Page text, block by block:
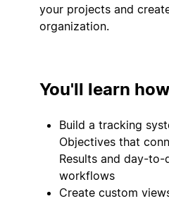
your projects and
organization.
You'll learn
Build a tracking
Objectives that
Results and day-
workflows
Create custom